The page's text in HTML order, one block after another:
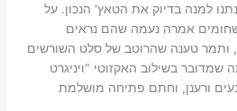
נתנו למנה בדיוק את הטאץ' הנכון. על
אמרה נעמה שהם נראים
ותמר טענה שהרוטב של סלט השורשים
שמדובר בשילוב האקזוטי "ויניגרט
ורענן, וחתם פתיחה מושלמת